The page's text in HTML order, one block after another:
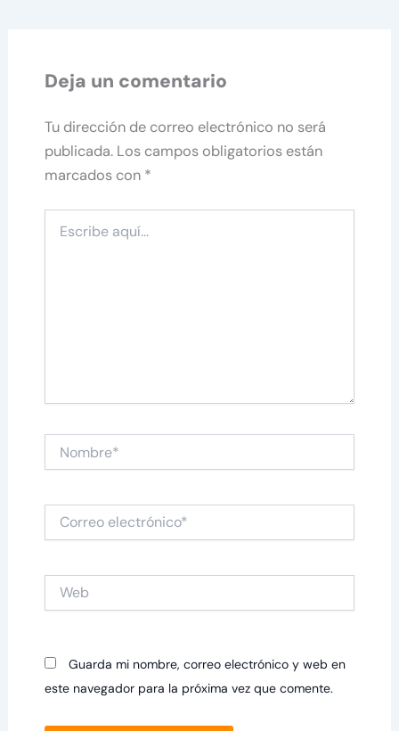
Deja un comentario
Tu dirección de correo electrónico no será
publicada. Los campos obligatorios están
marcados con *
aquí...
Correo
electrónico*
Guarda mi nombre, correo electrónico y web en
este navegador para la próxima vez que comente.